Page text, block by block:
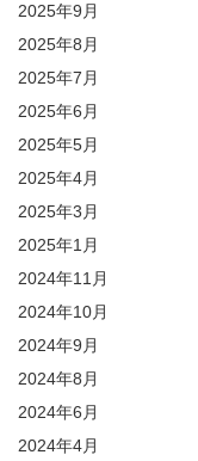
2025年9月
2025年8月
2025年7月
2025年6月
2025年5月
2025年4月
2025年3月
2025年1月
2024年11月
2024年10月
2024年9月
2024年8月
2024年6月
2024年4月